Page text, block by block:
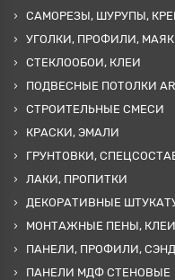
САМОРЕЗЫ, ШУРУПЫ,
УГОЛКИ, ПРОФИЛИ,
СТЕКЛООБОИ, КЛЕИ
ПОДВЕСНЫЕ ПОТОЛКИ
СТРОИТЕЛЬНЫЕ СМЕСИ
КРАСКИ, ЭМАЛИ
ГРУНТОВКИ,
ЛАКИ, ПРОПИТКИ
ДЕКОРАТИВНЫЕ
МОНТАЖНЫЕ ПЕНЫ,
ПАНЕЛИ, ПРОФИЛИ,
ПАНЕЛИ МДФ СТЕНОВЫЕ